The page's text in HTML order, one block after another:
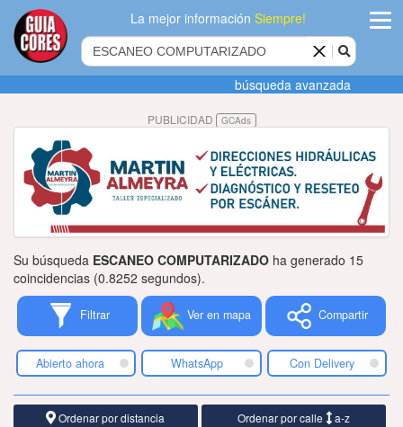
La mejor informaciónSiempre!
Agregar
empresa
Actualizar
datos
Publicidad
Tiendacores
Contactenos
búsqueda avanzada
PUBLICIDAD GCAds
Su búsqueda ESCANEO COMPUTARIZADO ha generado 15
coincidencias (0.8252 segundos).
Filtrar Ver en mapa Compartir
Abierto ahora WhatsApp Con Delivery
Ordenar por distancia Ordenar por calle a-z